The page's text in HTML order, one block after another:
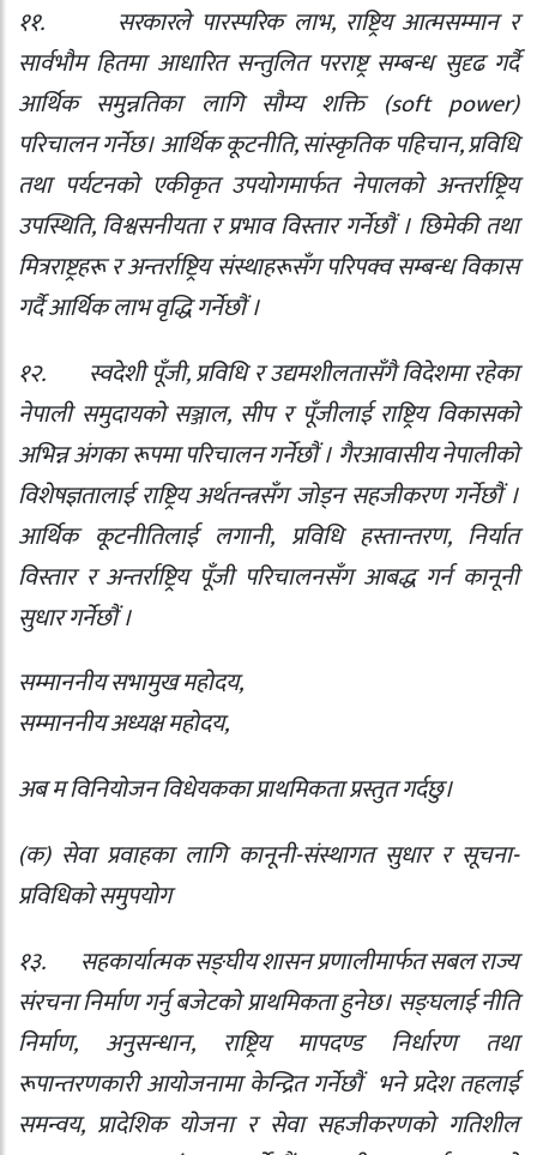
११.
सरकारले पारस्परिक लाभ, राष्ट्रिय आत्मसम्मान र
सार्वभौम हितमा आधारित सन्तुलित परराष्ट्र सम्बन्ध सुदृढ गर्दै
आर्थिक समुन्नतिका लागि सौम्य शक्ति (soft power)
परिचालन गर्नेछ। आर्थिक कूटनीति,सांस्कृतिक पहिचान,प्रविधि
तथा पर्यटनको एकीकृत उपयोगमार्फत नेपालको अन्तर्राष्ट्रिय
उपस्थिति,विश्वसनीयता र प्रभाव विस्तार गर्नेछौं । छिमेकी तथा
मित्रराष्ट्रहरू र अन्तर्राष्ट्रिय संस्थाहरूसँग परिपक्व सम्बन्ध विकास
गर्दै आर्थिक लाभ वृद्धि गर्नेछौं ।
१२.
स्वदेशी पूँजी,प्रविधि र उद्यमशीलतासँगै विदेशमा रहेका
नेपाली समुदायको सञ्जाल, सीप र पूँजीलाई राष्ट्रिय विकासको
अभिन्न अंगका रूपमा परिचालन गर्नेछौं । गैरआवासीय नेपालीको
विशेषज्ञतालाई राष्ट्रिय अर्थतन्त्रसँग जोड्न सहजीकरण गर्नेछौं ।
आर्थिक कूटनीतिलाई लगानी, प्रविधि हस्तान्तरण, निर्यात
विस्तार र अन्तर्राष्ट्रिय पूँजी परिचालनसँग आबद्ध गर्न कानूनी
सुधार गर्नेछौं ।
सम्माननीय सभामुख महोदय,
सम्माननीय अध्यक्ष महोदय,
अब म विनियोजन विधेयकका प्राथमिकता प्रस्तुत गर्दछु।
(क) सेवा प्रवाहका लागि कानूनी-संस्थागत सुधार र सूचना-
प्रविधिको समुपयोग
१३.
सहकार्यात्मक सङ्घीय शासन प्रणालीमार्फत सबल राज्य
संरचना निर्माण गर्नु बजेटको प्राथमिकता हुनेछ। सङ्घलाई नीति
निर्माण, अनुसन्धान, राष्ट्रिय मापदण्ड निर्धारण तथा
रूपान्तरणकारी आयोजनामा केन्द्रित गर्नेछौं भने प्रदेश तहलाई
समन्वय, प्रादेशिक योजना र सेवा सहजीकरणको गतिशील